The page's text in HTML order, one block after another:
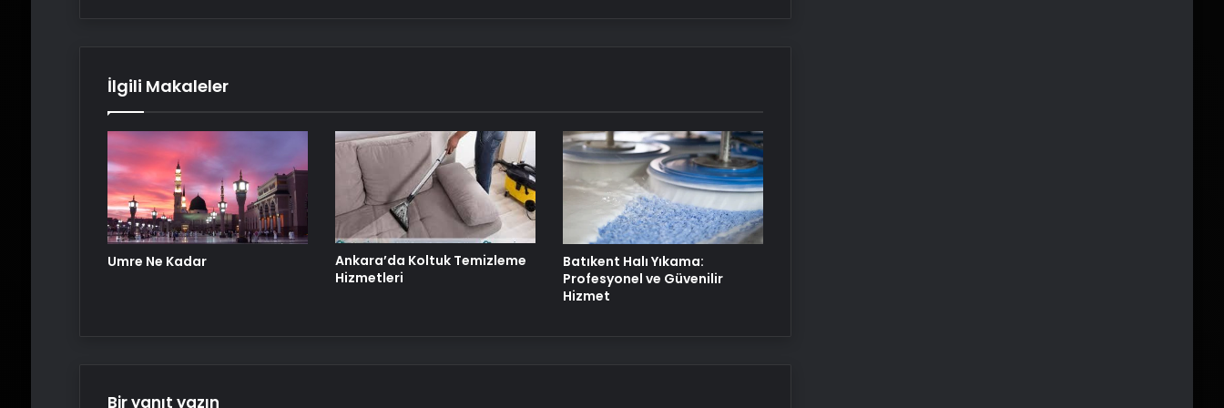
Şanlıurfa Avukat Seçimi ve
Boşanma Sürecinde Doğru Strateji
İlgili Makaleler
Umre Ne Kadar
Ankara’da Koltuk Temizleme
Hizmetleri
Batıkent Halı Yıkama:
Profesyonel ve Güvenilir
Hizmet
Bir yanıt yazın